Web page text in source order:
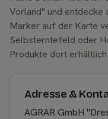
Vorland" und entdecke
Marker auf der Karte
Selbsterntefeld oder
Produkte dort erhältlich
Adresse &
AGRAR GmbH